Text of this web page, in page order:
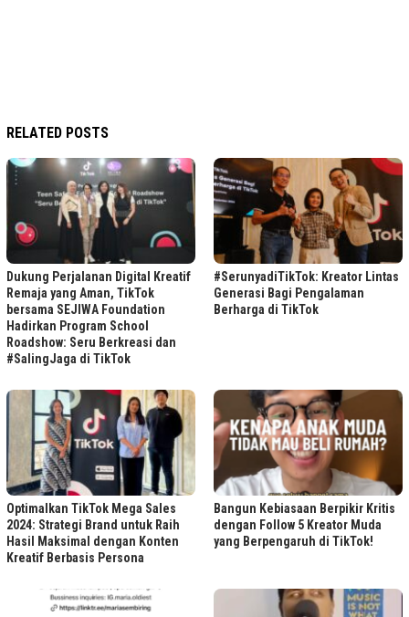
RELATED POSTS
Dukung Perjalanan Digital Kreatif
Remaja yang Aman, TikTok
bersama SEJIWA Foundation
Hadirkan Program School
Roadshow: Seru Berkreasi dan
#SalingJaga di TikTok
#SerunyadiTikTok: Kreator Lintas
Generasi Bagi Pengalaman
Berharga di TikTok
Optimalkan TikTok Mega Sales
2024: Strategi Brand untuk Raih
Hasil Maksimal dengan Konten
Kreatif Berbasis Persona
Bangun Kebiasaan Berpikir Kritis
dengan Follow 5 Kreator Muda
yang Berpengaruh di TikTok!